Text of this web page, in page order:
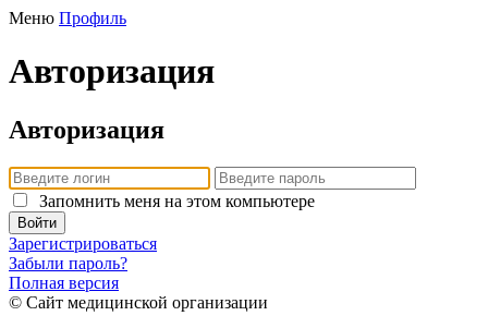
Меню Профиль
Авторизация
Авторизация
Запомнить меня на этом компьютере
Войти
Зарегистрироваться
Забыли пароль?
Полная версия
© Сайт медицинской организации